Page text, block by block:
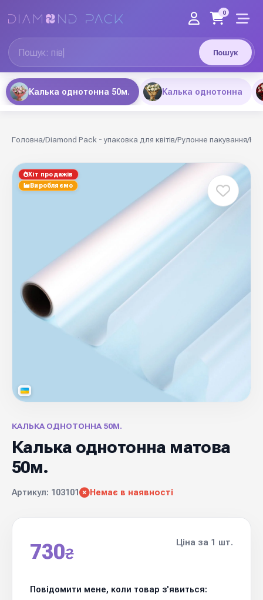
Пошук
0
Калька однотонна 50м. Калька однотонна
Головна/Diamond Pack - упаковка для квітів/Рулонне пакування/
Хіт продажів
Виробляємо
КАЛЬКА ОДНОТОННА 50М.
Калька однотонна матова
50м.
Артикул: 103101 Немає в наявності
730₴
Ціна за 1 шт.
Повідомити мене, коли товар з'явиться: